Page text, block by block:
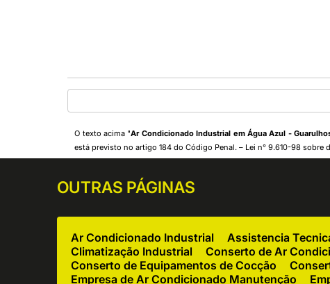
O texto acima "Ar Condicionado Industrial em Água Azul -
está previsto no artigo 184 do Código Penal. – Lei n° 9.610-98 sobre
OUTRAS PÁGINAS
Ar Condicionado Industrial Assistencia
Climatização Industrial
Conserto de Ar
Conserto de Equipamentos de Cocção
Empresa de Ar Condicionado Manutenção